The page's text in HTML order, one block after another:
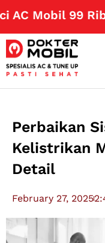
99 Ribu!
Perbaikan
Kelistrikan
Detail
February 27, 2025